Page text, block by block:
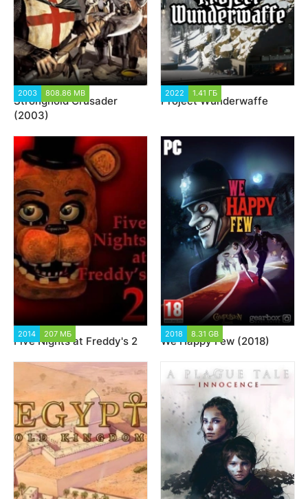
2003 808.86 MB
Stronghold Crusader
(2003)
2022 1.41 ГБ
Project Wunderwaffe
2014 207 МБ
Five Nights at Freddy's 2
2018 8.31 GB
We Happy Few (2018)